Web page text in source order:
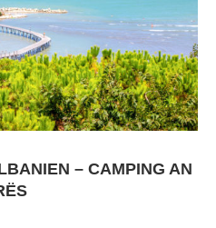
– CAMPING AN